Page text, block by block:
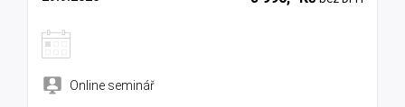
Online seminář